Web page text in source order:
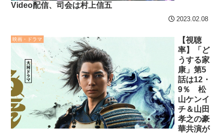
Video配信、司会は村上信五
2023.02.08
映画・ドラマ
【視聴
率】「ど
うする家
康」第5
話は12・
9％ 松
山ケンイ
チ＆山田
孝之の豪
華共演が